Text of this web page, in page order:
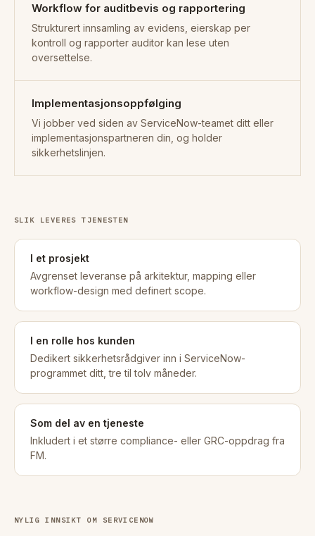
Workflow for auditbevis og rapportering
Strukturert innsamling av evidens, eierskap per
kontroll og rapporter auditor kan lese uten
oversettelse.
Implementasjonsoppfølging
Vi jobber ved siden av ServiceNow-teamet ditt eller
implementasjonspartneren din, og holder
sikkerhetslinjen.
SLIK LEVERES TJENESTEN
I et prosjekt
Avgrenset leveranse på arkitektur, mapping eller
workflow-design med definert scope.
I en rolle hos kunden
Dedikert sikkerhetsrådgiver inn i ServiceNow-
programmet ditt, tre til tolv måneder.
Som del av en tjeneste
Inkludert i et større compliance- eller GRC-oppdrag fra
FM.
NYLIG INNSIKT OM SERVICENOW